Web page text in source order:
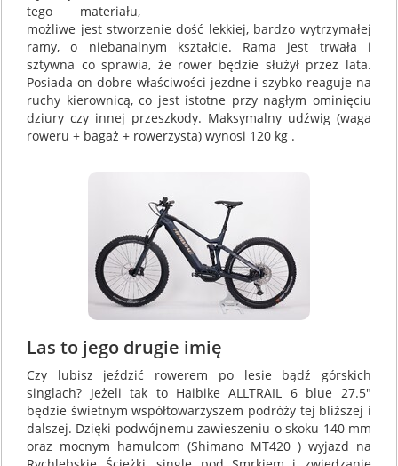
tego materiału,
możliwe jest stworzenie dość lekkiej, bardzo wytrzymałej
ramy, o niebanalnym kształcie. Rama jest trwała i
sztywna co sprawia, że rower będzie służył przez lata.
Posiada on dobre właściwości jezdne i szybko reaguje na
ruchy kierownicą, co jest istotne przy nagłym ominięciu
dziury czy innej przeszkody. Maksymalny udźwig (waga
roweru + bagaż + rowerzysta) wynosi 120 kg .
Las to jego drugie imię
Czy lubisz jeździć rowerem po lesie bądź górskich
singlach? Jeżeli tak to Haibike ALLTRAIL 6 blue 27.5"
będzie świetnym współtowarzyszem podróży tej bliższej i
dalszej. Dzięki podwójnemu zawieszeniu o skoku 140 mm
oraz mocnym hamulcom (Shimano MT420 ) wyjazd na